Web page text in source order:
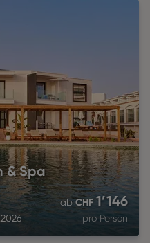
& Spa
ab CHF 1’146
pro Person